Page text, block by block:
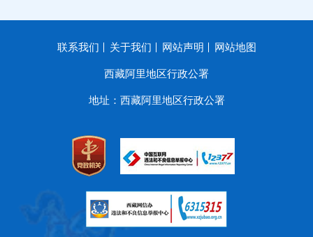
联系我们 关于我们 网站声明 网站地图
西藏阿里地区行政公署
地址：西藏阿里地区行政公署